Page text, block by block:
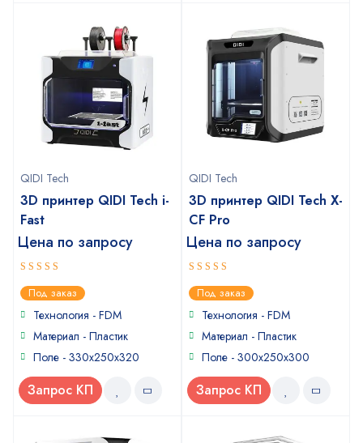
QIDI Tech
3D принтер QIDI Tech i-
Fast
Цена по запросу
5out of 5
Под заказ
Технология - FDM
Материал - Пластик
Поле - 330x250x320
Запрос КП
QIDI Tech
3D принтер QIDI Tech X-
CF Pro
Цена по запросу
5out of 5
Под заказ
Технология - FDM
Материал - Пластик
Поле - 300х250х300
Запрос КП